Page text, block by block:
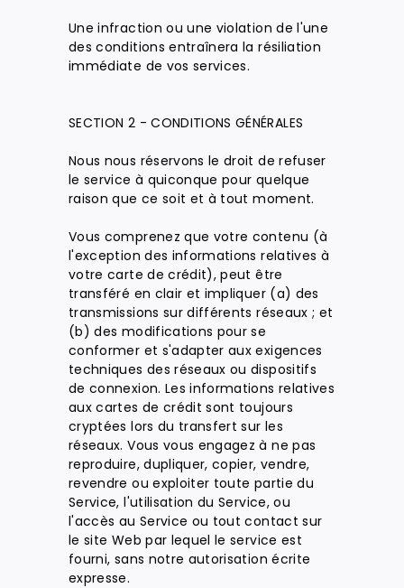
Une infraction ou une violation de l'une
des conditions entraînera la résiliation
immédiate de vos services.
SECTION 2 - CONDITIONS GÉNÉRALES
Nous nous réservons le droit de refuser
le service à quiconque pour quelque
raison que ce soit et à tout moment.
Vous comprenez que votre contenu (à
l'exception des informations relatives à
votre carte de crédit), peut être
transféré en clair et impliquer (a) des
transmissions sur différents réseaux ; et
(b) des modifications pour se
conformer et s'adapter aux exigences
techniques des réseaux ou dispositifs
de connexion. Les informations relatives
aux cartes de crédit sont toujours
cryptées lors du transfert sur les
réseaux. Vous vous engagez à ne pas
reproduire, dupliquer, copier, vendre,
revendre ou exploiter toute partie du
Service, l'utilisation du Service, ou
l'accès au Service ou tout contact sur
le site Web par lequel le service est
fourni, sans notre autorisation écrite
expresse.